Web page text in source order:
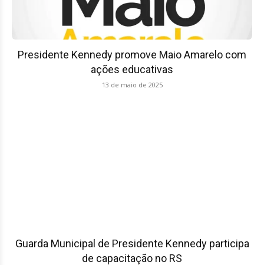
Presidente Kennedy promove Maio Amarelo com
ações educativas
13 de maio de 2025
Guarda Municipal de Presidente Kennedy participa
de capacitação no RS